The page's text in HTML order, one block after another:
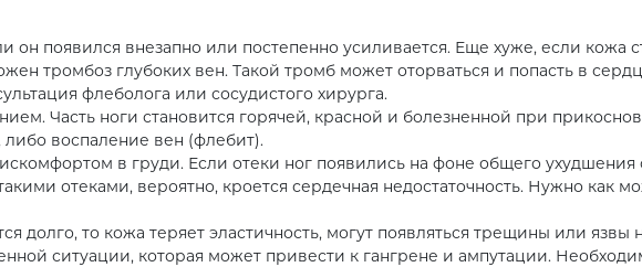
он появился внезапно или постепенно усиливается. Еще хуже, если
тромбоз глубоких вен. Такой тромб может оторваться и попасть в
флеболога или сосудистого хирурга.
Часть ноги становится горячей, красной и болезненной при
либо воспаление вен (флебит).
в груди. Если отеки ног появились на фоне общего ухудшения
отеками, вероятно, кроется сердечная недостаточность. Нужно как
то кожа теряет эластичность, могут появляться трещины или язвы
ситуации, которая может привести к гангрене и ампутации.